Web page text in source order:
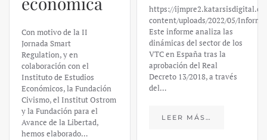
Con motivo de la II
Jornada Smart
Regulation, y en
colaboración con el
Instituto de Estudios
Económicos, la Fundación
Civismo, el Institut Ostrom
y la Fundación para el
Avance de la Libertad,
hemos elaborado…
https://
content/uploads/2022/05/
Este informe analiza las
dinámicas del sector de los
VTC en España tras la
aprobación del Real
Decreto 13/2018, a través
del…
LEER MÁS…